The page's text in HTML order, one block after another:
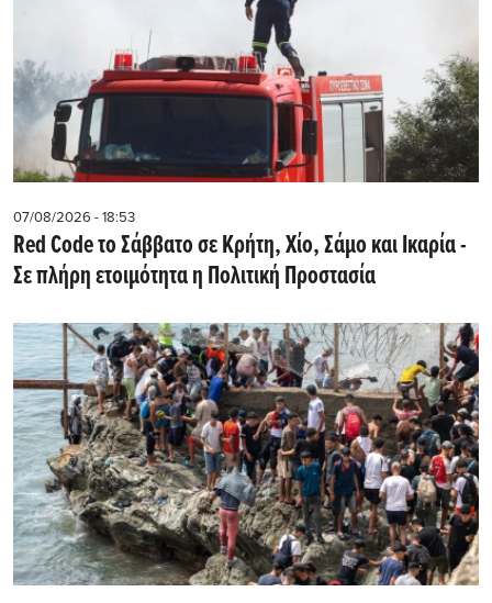
07/08/2026 - 18:53
Red Code το Σάββατο σε Κρήτη, Χίο, Σάμο και Ικαρία -
Σε πλήρη ετοιμότητα η Πολιτική Προστασία